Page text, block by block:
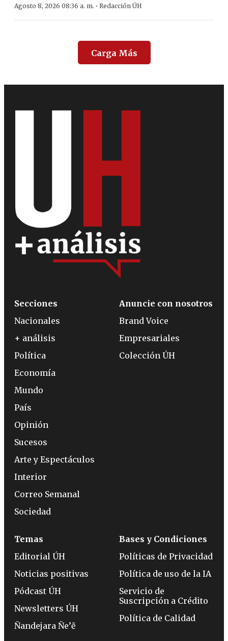
Agosto 8, 2026 08:36 a. m. · Redacción ÚH
Carga Más
Secciones
Nacionales
+ análisis
Política
Economía
Mundo
País
Opinión
Sucesos
Arte y Espectáculos
Interior
Correo Semanal
Sociedad
Anuncie con nosotros
Brand Voice
Empresariales
Colección ÚH
Temas
Editorial ÚH
Noticias positivas
Pódcast ÚH
Newsletters ÚH
Ñandejara Ñe’ẽ
Bases y Condiciones
Políticas de Privacidad
Política de uso de la IA
Servicio de
Suscripción a Crédito
Política de Calidad